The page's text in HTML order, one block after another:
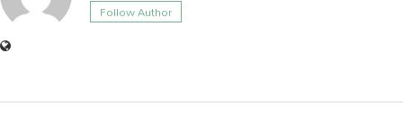
Follow Author